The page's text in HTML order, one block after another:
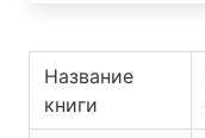
Название
книги